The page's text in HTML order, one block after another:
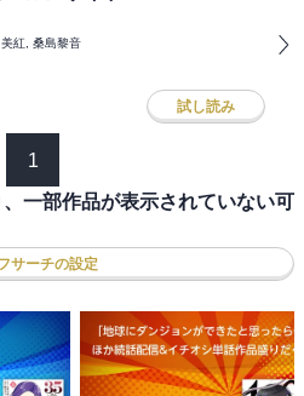
紅, 桑島黎音
試し読み
1
一部作品が表示されていない可
サーチの設定